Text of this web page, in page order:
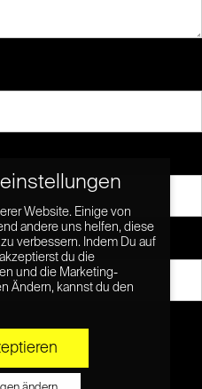
Website. Einige von
andere uns helfen, diese
verbessern. Indem Du auf
du die
und die Marketing-
Ändern, kannst du den